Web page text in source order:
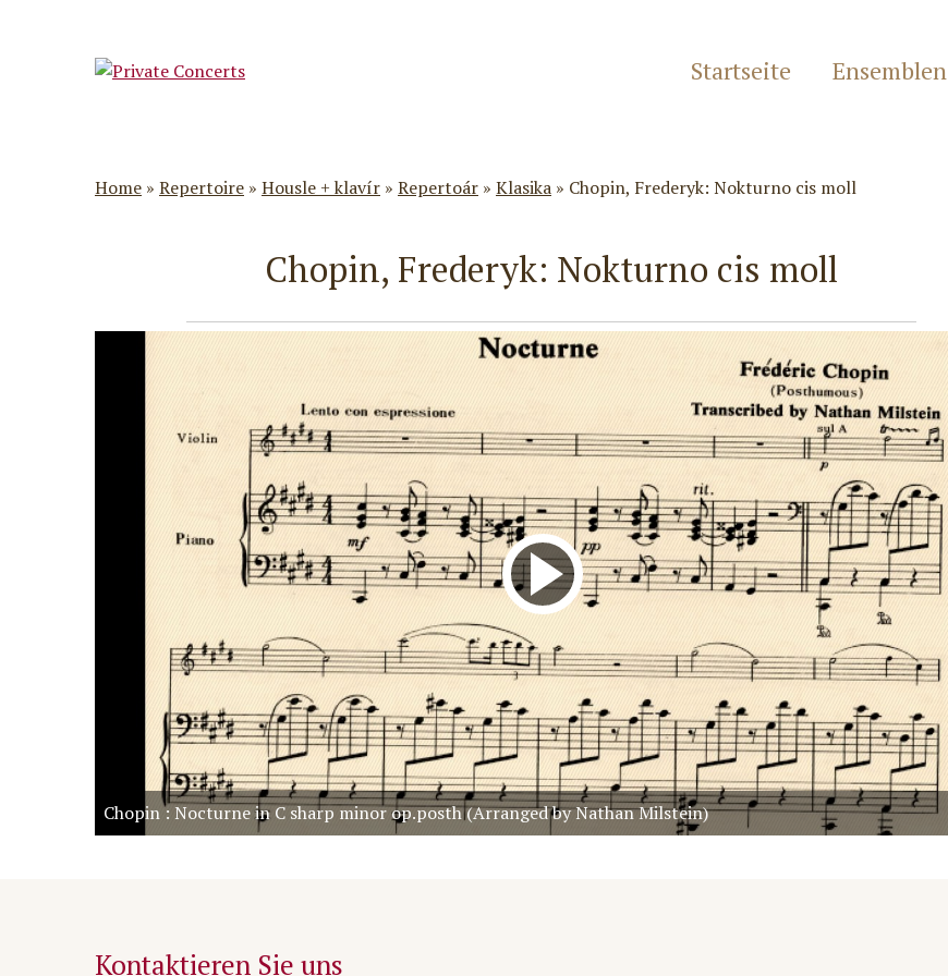
Startseite Ensemblen
Home » Repertoire » Housle + klavír » Repertoár » Klasika » Chopin, Frederyk: Nokturno cis moll
Chopin, Frederyk: Nokturno cis moll
Chopin : Nocturne in C sharp minor op.posth (Arranged by Nathan Milstein)
Kontaktieren Sie uns